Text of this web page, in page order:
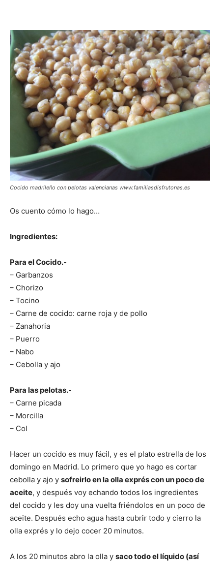
Cocido madrileño con pelotas valencianas www.familiasdisfrutonas.es
Os cuento cómo lo hago…
Ingredientes:
Para el Cocido.-
– Garbanzos
– Chorizo
– Tocino
– Carne de cocido: carne roja y de pollo
– Zanahoria
– Puerro
– Nabo
– Cebolla y ajo
Para las pelotas.-
– Carne picada
– Morcilla
– Col
Hacer un cocido es muy fácil, y es el plato estrella de los
domingo en Madrid. Lo primero que yo hago es cortar
cebolla y ajo y sofreirlo en la olla exprés con un poco de
aceite, y después voy echando todos los ingredientes
del cocido y les doy una vuelta friéndolos en un poco de
aceite. Después echo agua hasta cubrir todo y cierro la
olla exprés y lo dejo cocer 20 minutos.
A los 20 minutos abro la olla y saco todo el líquido (así